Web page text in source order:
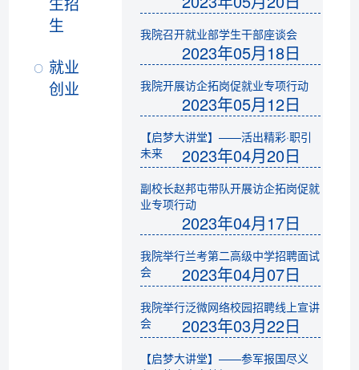
生
就业
创业
我院召开就业部学生干部座谈会
2023年05月18日
我院开展访企拓岗促就业专项行动
2023年05月12日
【启梦大讲堂】——活出精彩·职引
未来
2023年04月20日
副校长赵邦屯带队开展访企拓岗促就
业专项行动
2023年04月17日
我院举行兰考第二高级中学招聘面试
会
2023年04月07日
我院举行泛微网络校园招聘线上宣讲
会
2023年03月22日
【启梦大讲堂】——参军报国尽义